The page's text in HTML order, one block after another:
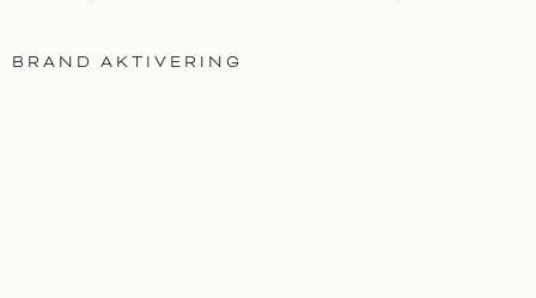
BRAND AKTIVERING